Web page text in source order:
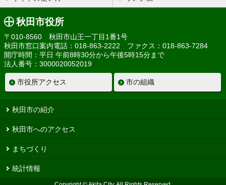
秋田市役所
〒010-8560 秋田市山王一丁目1番1号
秋田市窓口案内電話：018-863-2222 ファクス：018-863-7284
開庁時間：平日 午前8時30分から午後5時15分まで
法人番号：3000020052019
市役所アクセス 市の組織
秋田市の紹介
秋田市へのアクセス
まちづくり
統計情報